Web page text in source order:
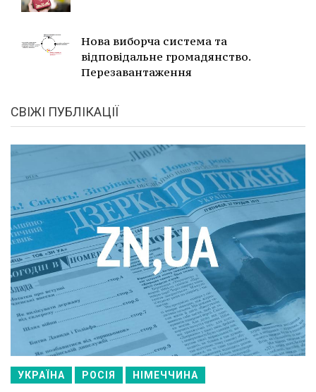
Нова виборча система та
відповідальне громадянство.
Перезавантаження
СВІЖІ ПУБЛІКАЦІЇ
УКРАЇНА РОСІЯ НІМЕЧЧИНА